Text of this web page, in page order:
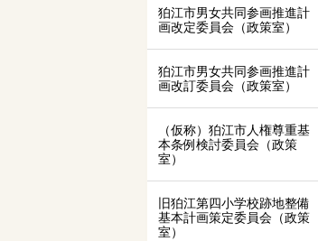
狛江市男女共同参画推進計
画改定委員会（政策室）
狛江市男女共同参画推進計
画改訂委員会（政策室）
（仮称）狛江市人権尊重基
本条例検討委員会（政策
室）
旧狛江第四小学校跡地整備
基本計画策定委員会（政策
室）